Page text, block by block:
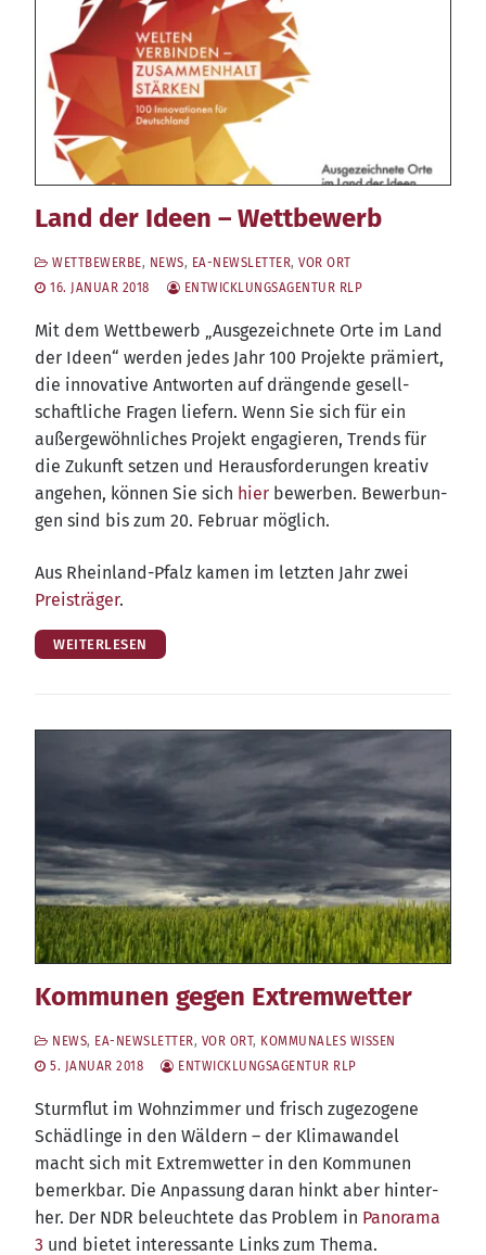
Land der Ideen – Wettbewerb
WETTBEWERBE, NEWS, EA-NEWSLETTER, VOR ORT
16. JANUAR 2018
ENTWICKLUNGSAGENTUR RLP
Mit dem Wett­be­werb „Aus­ge­zeich­ne­te Orte im Land
der Ideen“ wer­den jedes Jahr 100 Pro­jek­te prä­miert,
die inno­va­ti­ve Ant­wor­ten auf drän­gen­de gesell­
schaft­li­che Fra­gen lie­fern. Wenn Sie sich für ein
außer­ge­wöhn­li­ches Pro­jekt enga­gie­ren, Trends für
die Zukunft set­zen und Her­aus­for­de­run­gen krea­tiv
ange­hen, kön­nen Sie sich hier bewer­ben. Bewer­bun­
gen sind bis zum 20. Febru­ar möglich.
Aus Rhein­land-Pfalz kamen im letz­ten Jahr zwei
Preis­trä­ger.
WEITERLESEN
Kommunen gegen Extremwetter
NEWS, EA-NEWSLETTER, VOR ORT, KOMMUNALES WISSEN
5. JANUAR 2018
ENTWICKLUNGSAGENTUR RLP
Sturm­flut im Wohn­zim­mer und frisch zuge­zo­ge­ne
Schäd­lin­ge in den Wäl­dern – der Kli­ma­wan­del
macht sich mit Extrem­wet­ter in den Kom­mu­nen
bemerk­bar. Die Anpas­sung dar­an hinkt aber hin­ter­
her. Der NDR beleuch­te­te das Pro­blem in Pan­ora­ma
3 und bie­tet inter­es­san­te Links zum Thema.